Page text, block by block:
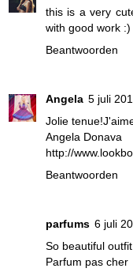
this is a very
with good work :)
Beantwoorden
Angela 5 juli
Jolie
Angela Donava
http://
Beantwoorden
parfums 6 juli
So beautiful
Parfum pas cher